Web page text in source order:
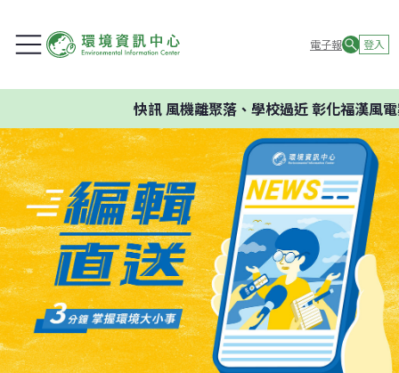
電子報 登入
快訊風機離聚落、學校過近 彰化福漢風電